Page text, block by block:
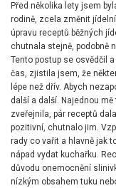
Před několika lety jsem
rodině, zcela změnit
úpravu receptů běžných
chutnala stejně, podobně
Tento postup se osvědčil
čas, zjistila jsem, že
lépe než dřív. Abych
další a další. Najednou
zveřejnila, pár receptů
pozitivní, chutnalo jim.
rady co vařit a hlavně jak
nápad vydat kuchařku.
důvodu onemocnění
nízkým obsahem tuku